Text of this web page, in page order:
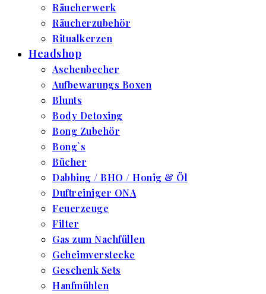
Räucherwerk
Räucherzubehör
Ritualkerzen
Headshop
Aschenbecher
Aufbewarungs Boxen
Blunts
Body Detoxing
Bong Zubehör
Bong`s
Bücher
Dabbing / BHO / Honig & Öl
Duftreiniger ONA
Feuerzeuge
Filter
Gas zum Nachfüllen
Geheimverstecke
Geschenk Sets
Hanfmühlen